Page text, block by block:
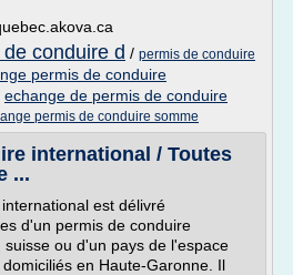
conduire d / permis de conduire
permis de conduire
echange de permis de conduire
permis de conduire somme
international / Toutes
...
est délivré
d'un permis de conduire
ou d'un pays de l'espace
en Haute-Garonne. Il